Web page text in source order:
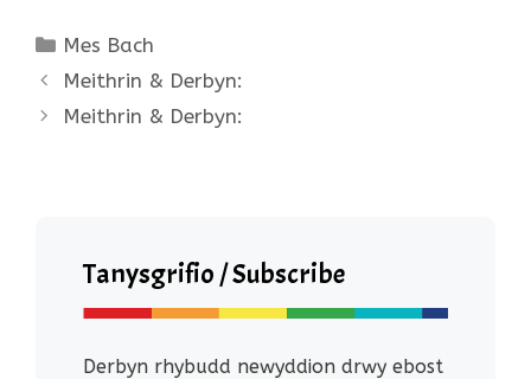
Categories
Mes Bach
Meithrin & Derbyn:
Meithrin & Derbyn:
Tanysgrifio / Subscribe
Derbyn rhybudd newyddion drwy ebost